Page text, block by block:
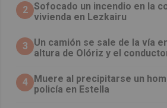
2 Sofocado un incendio en la
vivienda en Lezkairu
3
Un camión se sale de la vía
altura de Olóriz y el
4 Muere al precipitarse un
policía en Estella